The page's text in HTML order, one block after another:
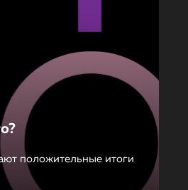
положительные итоги